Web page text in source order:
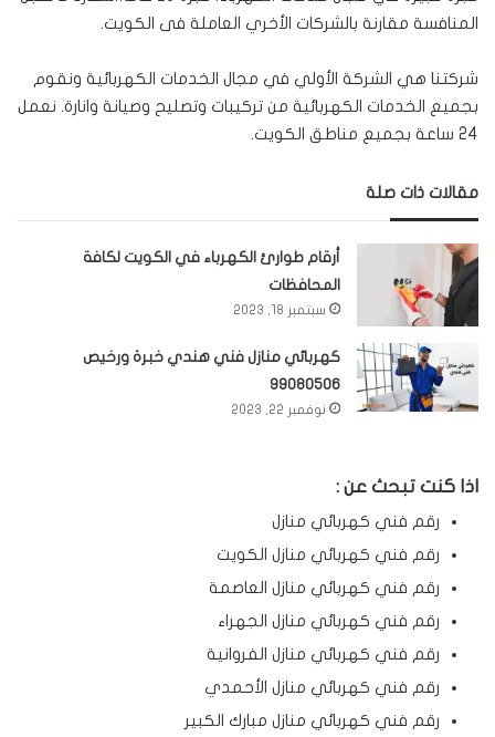
المنافسة مقارنة بالشركات الأخري العاملة فى الكويت.
شركتنا هي الشركة الأولي في مجال الخدمات الكهربائية ونقوم
بجميع الخدمات الكهربائية من تركيبات وتصليح وصيانة وانارة. نعمل
24 ساعة بجميع مناطق الكويت.
مقالات ذات صلة
أرقام طوارئ الكهرباء في الكويت لكافة
المحافظات
سبتمبر 18, 2023
كهربائي منازل فني هندي خبرة ورخيص
99080506
نوفمبر 22, 2023
اذا كنت تبحث عن :
رقم فني كهربائي منازل
رقم فني كهربائي منازل الكويت
رقم فني كهربائي منازل العاصمة
رقم فني كهربائي منازل الجهراء
رقم فني كهربائي منازل الفروانية
رقم فني كهربائي منازل الأحمدي
رقم فني كهربائي منازل مبارك الكبير